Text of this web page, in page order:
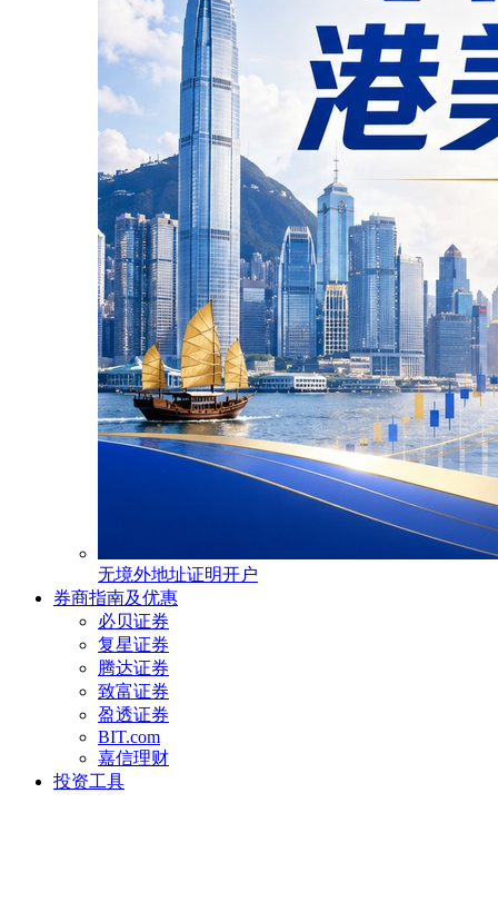
无境外地址证明开户
券商指南及优惠
必贝证券
复星证券
腾达证券
致富证券
盈透证券
BIT.com
嘉信理财
投资工具